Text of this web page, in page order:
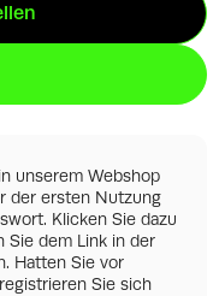
unserem Webshop
der ersten Nutzung
Klicken Sie dazu
Sie dem Link in der
Hatten Sie vor
Sie sich